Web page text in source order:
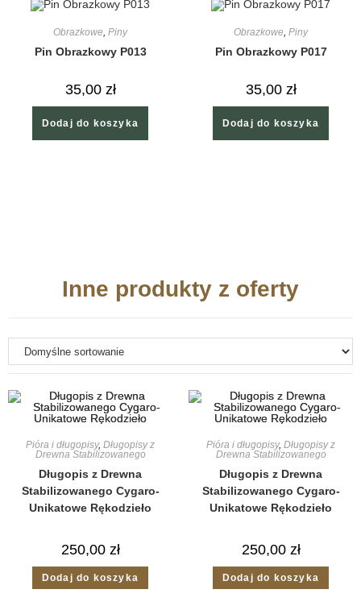
Obrazkowe, Piny
Pin Obrazkowy P013
35,00 zł
Dodaj do koszyka
Obrazkowe, Piny
Pin Obrazkowy P017
35,00 zł
Dodaj do koszyka
Inne produkty z oferty
Pióra i długopisy, Długopisy z
Drewna Stabilizowanego
Długopis z Drewna
Stabilizowanego Cygaro-
Unikatowe Rękodzieło
250,00 zł
Dodaj do koszyka
Pióra i długopisy, Długopisy z
Drewna Stabilizowanego
Długopis z Drewna
Stabilizowanego Cygaro-
Unikatowe Rękodzieło
250,00 zł
Dodaj do koszyka